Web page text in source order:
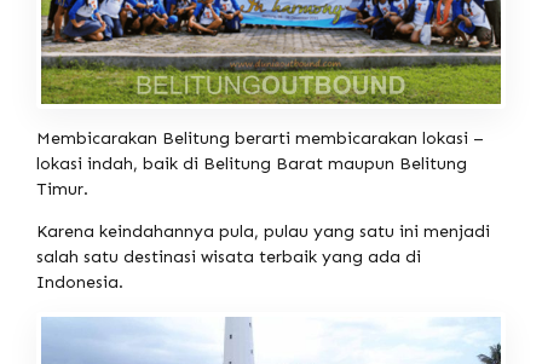
Membicarakan Belitung berarti membicarakan lokasi –
lokasi indah, baik di Belitung Barat maupun Belitung
Timur.
Karena keindahannya pula, pulau yang satu ini menjadi
salah satu destinasi wisata terbaik yang ada di
Indonesia.